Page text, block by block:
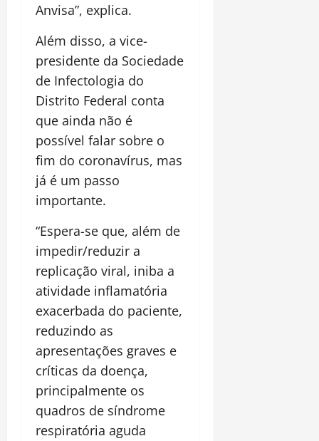
Anvisa”, explica.
Além disso, a vice-
presidente da Sociedade
de Infectologia do
Distrito Federal conta
que ainda não é
possível falar sobre o
fim do coronavírus, mas
já é um passo
importante.
“Espera-se que, além de
impedir/reduzir a
replicação viral, iniba a
atividade inflamatória
exacerbada do paciente,
reduzindo as
apresentações graves e
críticas da doença,
principalmente os
quadros de síndrome
respiratória aguda